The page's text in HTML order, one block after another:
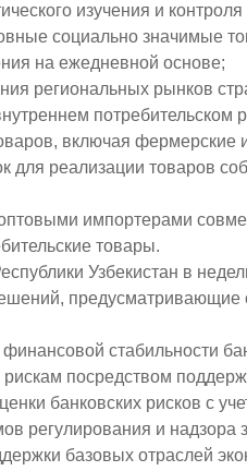
изучения и
социально значимые
на ежедневной основе;
региональных рынков
включая фермерские
для реализации товаров
импортерами
товары.
Узбекистан в
предусматривающие
стабильности
рискам посредством
банковских рисков с
регулирования и надзора
базовых отраслей